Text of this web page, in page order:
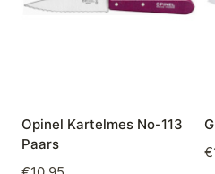
Opinel Kartelmes No-113
Paars
€